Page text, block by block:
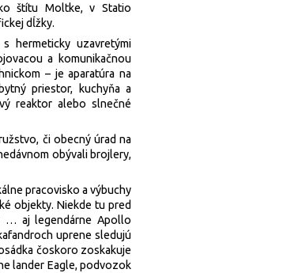
štítu Moltke, v Statio
dĺžky.
hermeticky uzavretými
a komunikačnou
– je aparatúra na
priestor, kuchyňa a
reaktor alebo slnečné
či obecný úrad na
obývali brojlery,
pracovisko a výbuchy
objekty. Niekde tu pred
… aj legendárne Apollo
uprene sledujú
čoskoro zoskakuje
lander Eagle, podvozok